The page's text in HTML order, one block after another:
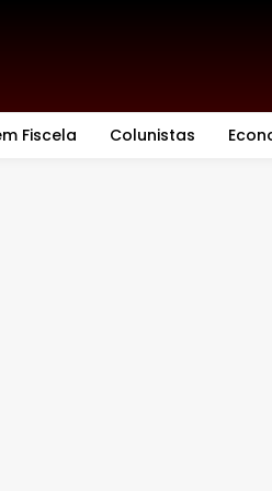
Fiscela Colunistas